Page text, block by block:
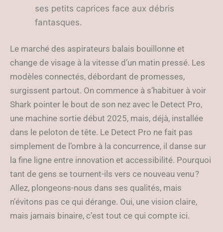
ses petits caprices face aux débris
fantasques.
Le marché des aspirateurs balais bouillonne et
change de visage à la vitesse d’un matin pressé. Les
modèles connectés, débordant de promesses,
surgissent partout. On commence à s’habituer à voir
Shark pointer le bout de son nez avec le Detect Pro,
une machine sortie début 2025, mais, déjà, installée
dans le peloton de tête. Le Detect Pro ne fait pas
simplement de l’ombre à la concurrence, il danse sur
la fine ligne entre innovation et accessibilité. Pourquoi
tant de gens se tournent-ils vers ce nouveau venu ?
Allez, plongeons-nous dans ses qualités, mais
n’évitons pas ce qui dérange. Oui, une vision claire,
mais jamais binaire, c’est tout ce qui compte ici.